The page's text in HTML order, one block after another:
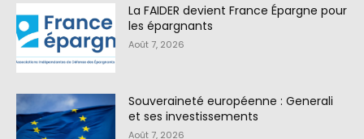
La FAIDER devient France Épargne pour
les épargnants
Août 7, 2026
Souveraineté européenne : Generali
et ses investissements
Août 7, 2026